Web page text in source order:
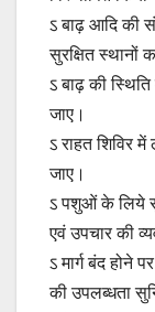
ऽ बाढ़ आदि की
सुरक्षित स्थानों
ऽ बाढ़ की स्थिति
जाए।
ऽ राहत शिविर
जाए।
ऽ पशुओं के लिये
एवं उपचार की
ऽ मार्ग बंद होने
की उपलब्धता